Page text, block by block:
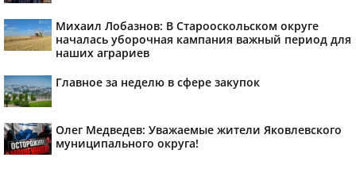
Михаил Лобазнов: В Старооскольском округе
началась уборочная кампания важный период для
наших аграриев
Главное за неделю в сфере закупок
Олег Медведев: Уважаемые жители Яковлевского
муниципального округа!